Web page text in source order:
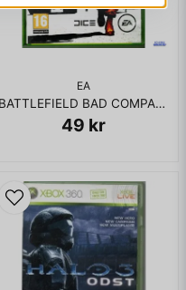
EA
BATTLEFIELD BAD COMPANY 2 XBOX 360
49 kr